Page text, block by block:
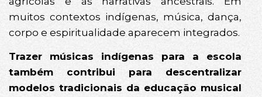
muitos contextos indígenas, música, dança,
corpo e espiritualidade aparecem integrados.
Trazer músicas indígenas para a escola
também contribui para descentralizar
modelos tradicionais da educação musical